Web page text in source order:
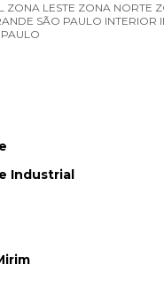
ZONA LESTE ZONA NORTE
SÃO PAULO INTERIOR
Industrial